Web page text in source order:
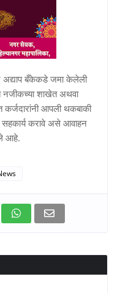
अद्याप बँकेकडे जमा केलेली
नजीकच्या शाखेत अथवा
कर्जदारांनी आपली थकबाकी
करावे असे आवाहन
आहे.